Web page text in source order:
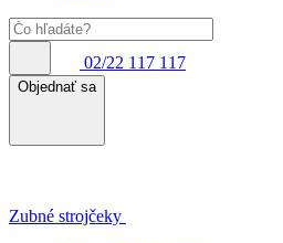
02/22 117 117
Objednať sa
Zubné strojčeky